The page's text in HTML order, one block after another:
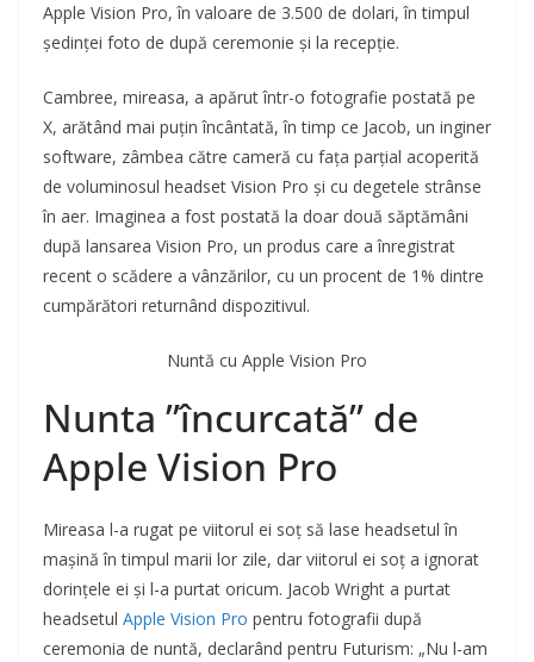
Apple Vision Pro, în valoare de 3.500 de dolari, în timpul
ședinței foto de după ceremonie și la recepție.
Cambree, mireasa, a apărut într-o fotografie postată pe
X, arătând mai puțin încântată, în timp ce Jacob, un inginer
software, zâmbea către cameră cu fața parțial acoperită
de voluminosul headset Vision Pro și cu degetele strânse
în aer. Imaginea a fost postată la doar două săptămâni
după lansarea Vision Pro, un produs care a înregistrat
recent o scădere a vânzărilor, cu un procent de 1% dintre
cumpărători returnând dispozitivul.
Nuntă cu Apple Vision Pro
Nunta ”încurcată” de
Apple Vision Pro
Mireasa l-a rugat pe viitorul ei soț să lase headsetul în
mașină în timpul marii lor zile, dar viitorul ei soț a ignorat
dorințele ei și l-a purtat oricum. Jacob Wright a purtat
headsetul Apple Vision Pro pentru fotografii după
ceremonia de nuntă, declarând pentru Futurism: „Nu l-am